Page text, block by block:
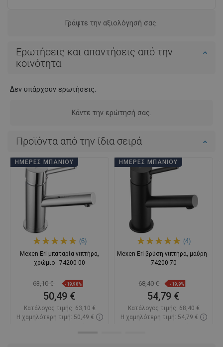
Γράψτε την αξιολόγησή σας.
Ερωτήσεις και απαντήσεις από την
κοινότητα
Δεν υπάρχουν ερωτήσεις.
Κάντε την ερώτησή σας.
Προϊόντα από την ίδια σειρά
ΗΜΈΡΕΣ ΜΠΆΝΙΟΥ
(6)
Mexen Eri μπαταρία νιπτήρα,
χρώμιο - 74200-00
63,10 € -19,98%
50,49 €
Κατάλογος τιμής: 63,10 €
Η χαμηλότερη τιμή: 50,49 €
ΗΜΈΡΕΣ ΜΠΆΝΙΟΥ
(4)
Mexen Eri βρύση νιπτήρα, μαύρη -
74200-70
68,40 € -19,9%
54,79 €
Κατάλογος τιμής: 68,40 €
Η χαμηλότερη τιμή: 54,79 €